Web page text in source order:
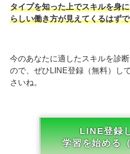
タイプを知った上でスキルを身
らしい働き方が見えてくるはず
今のあなたに適したスキルを診
ので、ぜひLINE登録（無料）し
さいね。
LINE登録
学習を始める